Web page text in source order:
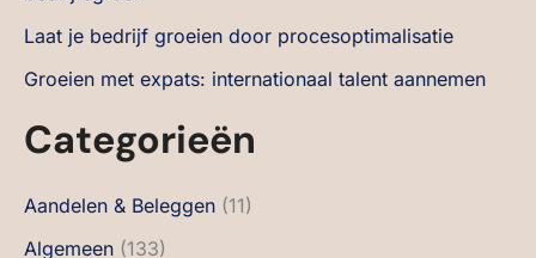
Laat je bedrijf groeien door procesoptimalisatie
Groeien met expats: internationaal talent aannemen
Categorieën
Aandelen & Beleggen (11)
Algemeen (133)